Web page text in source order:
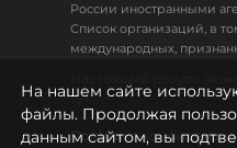
России иностранными
Список организаций, в
международных,
18+
Политика
На нашем сайте
файлы. Продолжая
данным сайтом, вы